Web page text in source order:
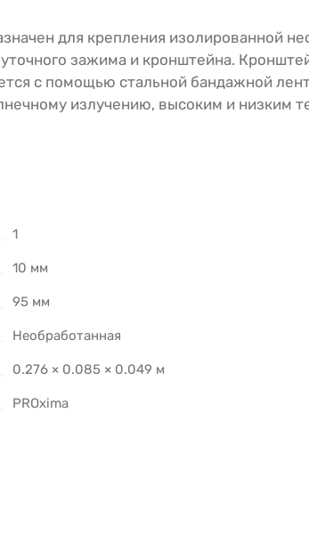
для крепления изолированной
зажима и кронштейна.
с помощью стальной бандажной
излучению, высоким и низким
1
10 мм
95 мм
Необработанная
0.276 × 0.085 × 0.049 м
PROxima